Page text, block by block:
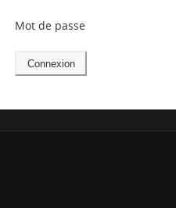
Mot de passe